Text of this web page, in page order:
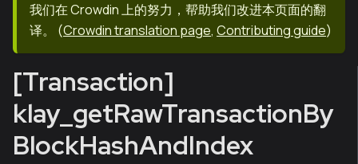
我们在 Crowdin 上的努力，帮助我们改进本页面的翻
译。
(Crowdin translation page, Contributing guide)
[Transaction]
klay_getRawTransactionBy
BlockHashAndIndex